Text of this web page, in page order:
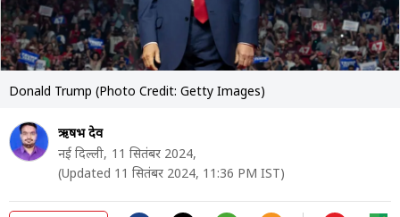
Donald Trump (Photo Credit: Getty Images)
ऋषभ देव
नई दिल्ली, 11 सितंबर 2024,
(Updated 11 सितंबर 2024, 11:36 PM IST)